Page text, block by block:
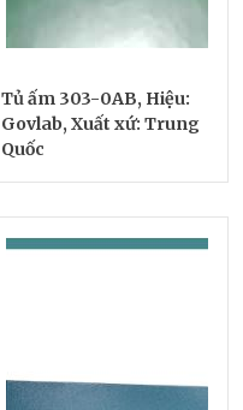
Tủ ấm 303-0AB, Hiệu:
Govlab, Xuất xứ: Trung
Quốc